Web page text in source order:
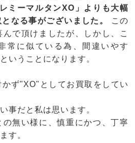
ミーマルタンXO」よりも大幅
なる事がございました。
この
で頂けましたが、しかし、こ
常に似ている為、間違いやす
いうことになります。
ず"XO"としてお買取をしてい
事だと私は思います。
無い様に、慎重にかつ、丁寧
す。